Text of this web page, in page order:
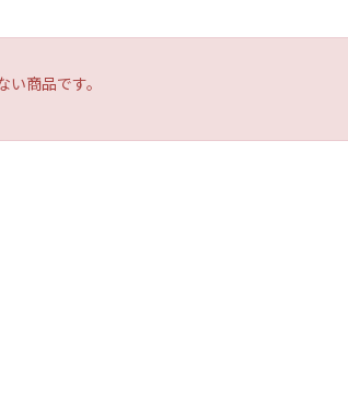
商品です。